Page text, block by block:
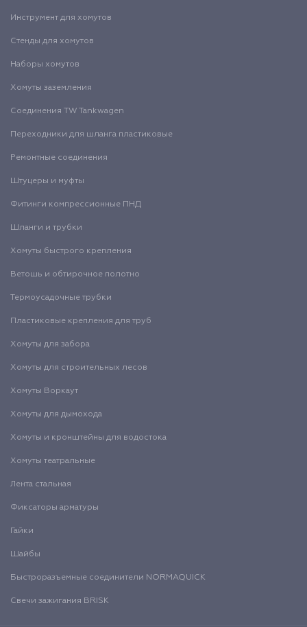
Инструмент для хомутов
Стенды для хомутов
Наборы хомутов
Хомуты заземления
Соединения TW Tankwagen
Переходники для шланга пластиковые
Ремонтные соединения
Штуцеры и муфты
Фитинги компрессионные ПНД
Шланги и трубки
Хомуты быстрого крепления
Ветошь и обтирочное полотно
Термоусадочные трубки
Пластиковые крепления для труб
Хомуты для забора
Хомуты для строительных лесов
Хомуты Воркаут
Хомуты для дымохода
Хомуты и кронштейны для водостока
Хомуты театральные
Лента стальная
Фиксаторы арматуры
Гайки
Шайбы
Быстроразъемные соединители NORMAQUICK
Свечи зажигания BRISK